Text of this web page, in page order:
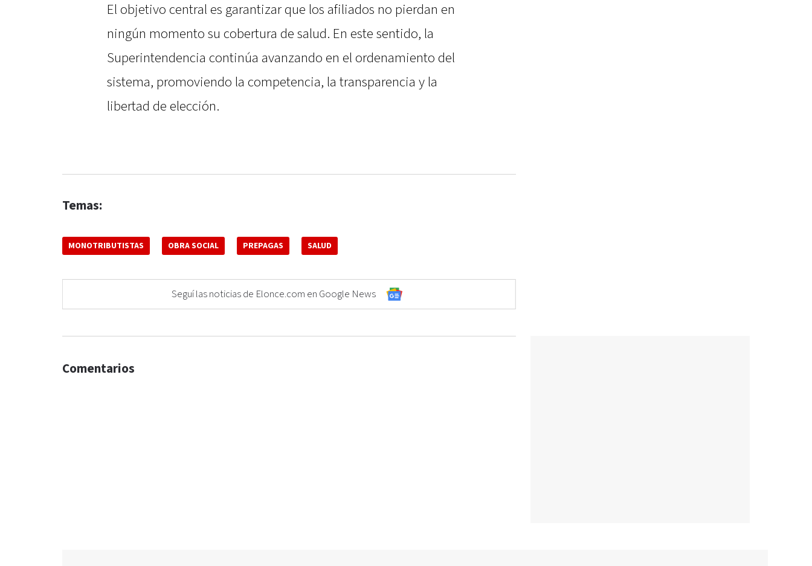
El objetivo central es garantizar que los afiliados no pierdan en
ningún momento su cobertura de salud. En este sentido, la
Superintendencia continúa avanzando en el ordenamiento del
sistema, promoviendo la competencia, la transparencia y la
libertad de elección.
Temas:
MONOTRIBUTISTAS OBRA SOCIAL PREPAGAS SALUD
Seguí las noticias de Elonce.com en Google News
Comentarios